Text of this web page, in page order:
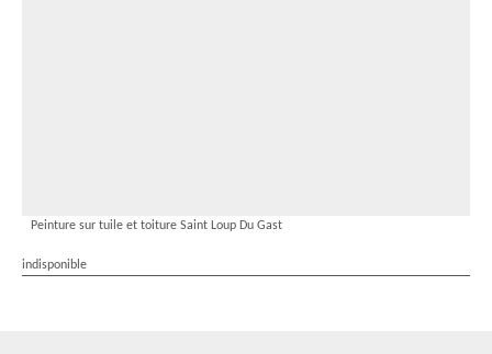
Peinture sur tuile et toiture Saint Loup Du Gast
indisponible